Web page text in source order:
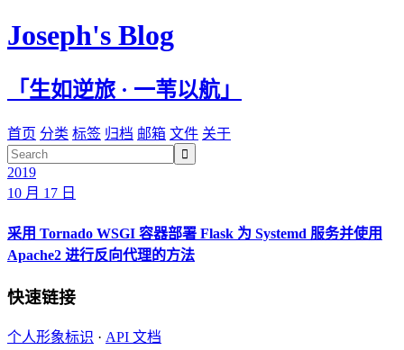
Joseph's Blog
「生如逆旅 · 一苇以航」
首页 分类 标签 归档 邮箱 文件 关于

2019
10 月 17 日
采用 Tornado WSGI 容器部署 Flask 为 Systemd 服务并使用
Apache2 进行反向代理的方法
快速链接
个人形象标识 · API 文档